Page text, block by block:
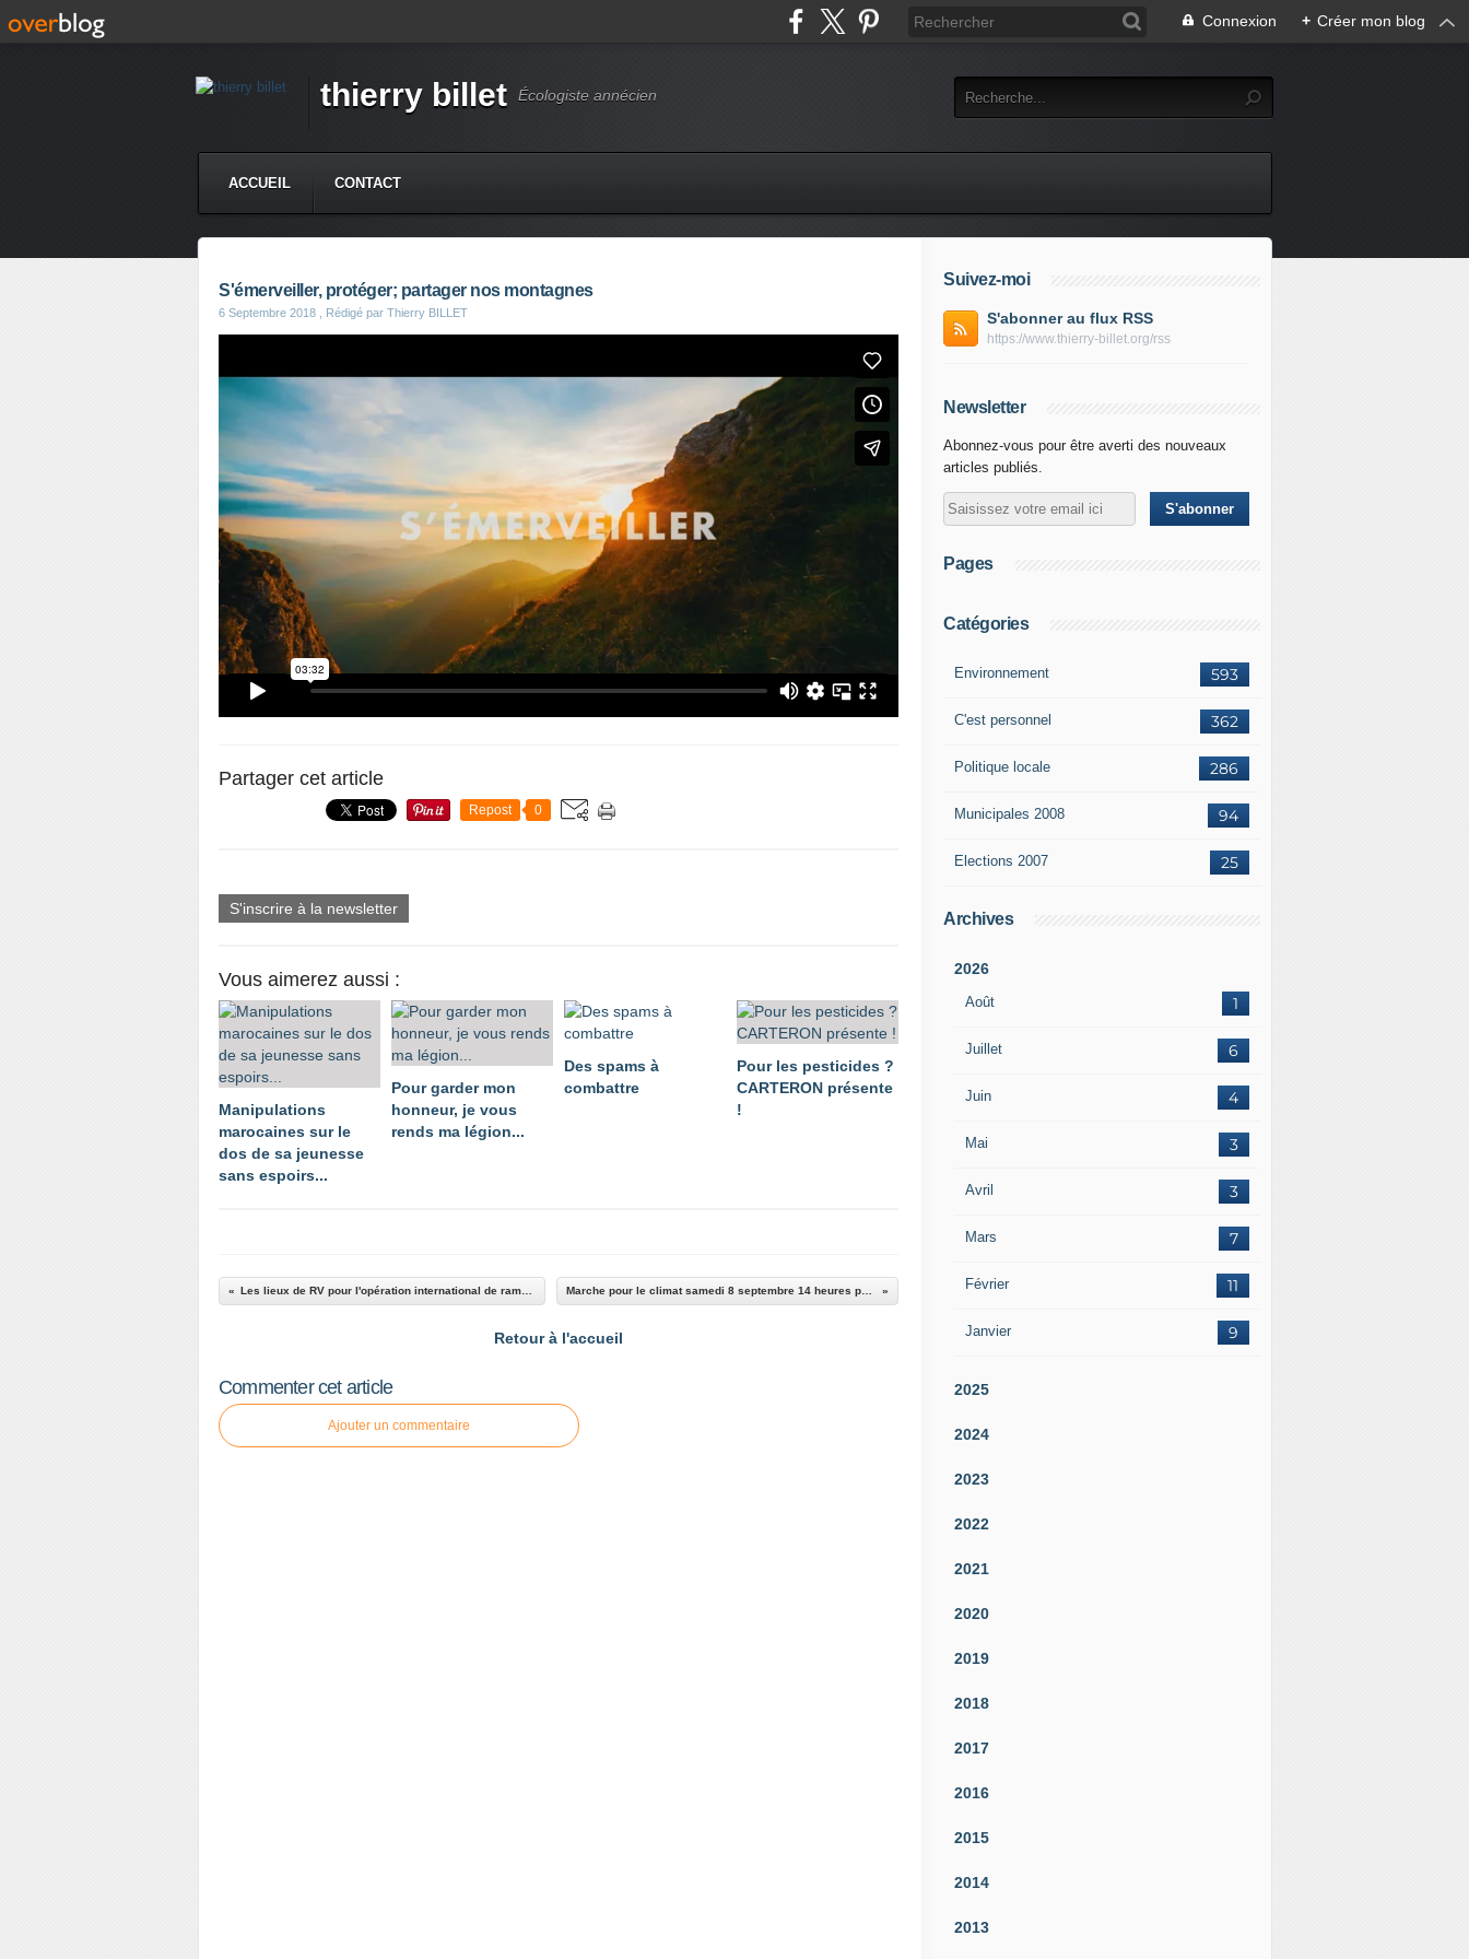
Connexion + Créer mon blog
thierry billet Écologiste annécien
ACCUEIL CONTACT
S'émerveiller, protéger; partager nos montagnes
6 Septembre 2018 , Rédigé par Thierry BILLET
Partager cet article
Repost 0
S'inscrire à la newsletter
Vous aimerez aussi :
Manipulations
marocaines sur le
dos de sa jeunesse
sans espoirs...
Pour garder mon
honneur, je vous
rends ma légion...
Des spams à
combattre
Pour les pesticides ?
CARTERON présente
!
Retour à l'accueil
Commenter cet article
Ajouter un commentaire
Suivez-moi
S'abonner au flux RSS
https://www.thierry-billet.org/rss
Newsletter
Abonnez-vous pour être averti des nouveaux
articles publiés.
Pages
Catégories
593
Environnement
362
C'est personnel
286
Politique locale
94
Municipales 2008
25
Elections 2007
Archives
2026
Août 1
Juillet 6
Juin 4
Mai 3
Avril 3
Mars 7
Février 11
Janvier 9
2025
2024
2023
2022
2021
2020
2019
2018
2017
2016
2015
2014
2013